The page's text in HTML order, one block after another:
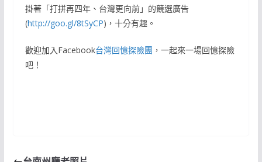
掛著「打拼再四年、台灣更向前」的競選廣告
(http://goo.gl/8tSyCP)，十分有趣。
歡迎加入Facebook台灣回憶探險團 ，一起來一場回憶探險
吧！